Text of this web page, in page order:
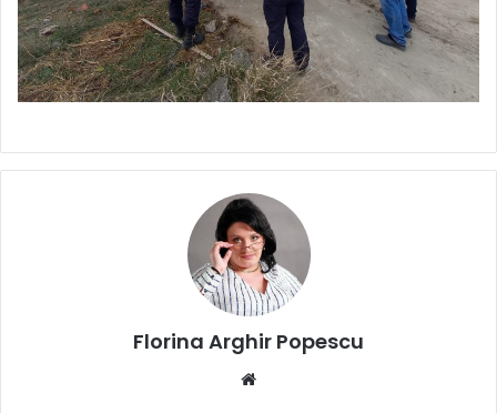
Florina Arghir Popescu